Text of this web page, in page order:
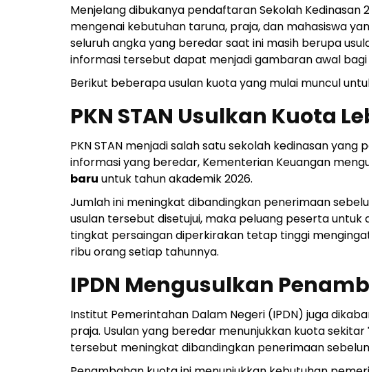
Menjelang dibukanya pendaftaran Sekolah
mengenai kebutuhan taruna, praja, dan mahasiswa
seluruh angka yang beredar saat ini masih berupa
informasi tersebut dapat menjadi gambaran awal
Berikut beberapa usulan kuota yang mulai muncul
PKN STAN Usulkan Kuota
PKN STAN menjadi salah satu sekolah kedinasan
informasi yang beredar, Kementerian Keuangan
baru untuk tahun akademik 2026.
Jumlah ini meningkat dibandingkan penerimaan
usulan tersebut disetujui, maka peluang peserta
tingkat persaingan diperkirakan tetap tinggi
ribu orang setiap tahunnya.
IPDN Mengusulkan
Institut Pemerintahan Dalam Negeri (IPDN) juga
praja. Usulan yang beredar menunjukkan kuota sekitar
tersebut meningkat dibandingkan penerimaan